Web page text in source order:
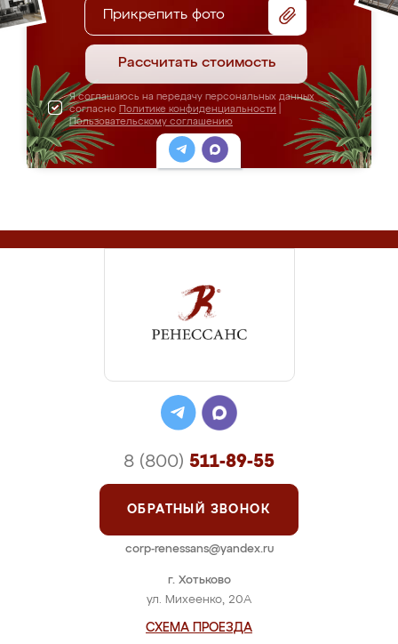
Прикрепить фото
Рассчитать стоимость
Я соглашаюсь на передачу персональных данных
согласно Политике конфиденциальности
Пользовательскому соглашению
г. Хотьково
ул. Михеенко, 20А
СХЕМА ПРОЕЗДА
8 (800) 511-89-55
ОБРАТНЫЙ ЗВОНОК
corp-renessans@yandex.ru